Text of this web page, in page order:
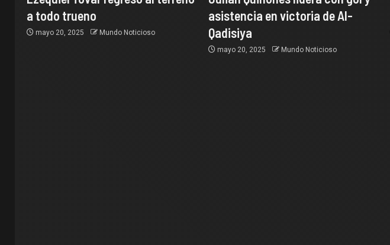
a todo trueno
mayo 20, 2025 Mundo Noticioso
asistencia en victoria de Al-
Qadisiya
mayo 20, 2025 Mundo Noticioso